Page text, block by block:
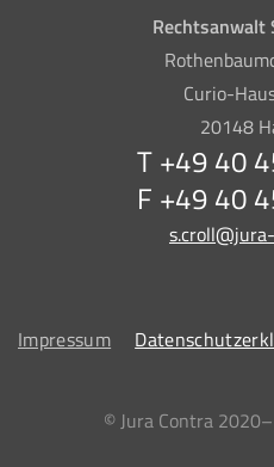
Rechtsanwalt
Curio-
20148
T +49 40
F +49 40
Impressum
© Jura Contra